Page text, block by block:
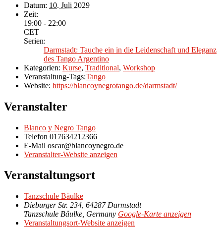
Datum: 10. Juli 2029
Zeit:
19:00 - 22:00
CET
Serien:
Darmstadt: Tauche ein in die Leidenschaft und Eleganz
des Tango Argentino
Kategorien: Kurse, Traditional, Workshop
Veranstaltung-Tags:Tango
Website: https://blancoynegrotango.de/darmstadt/
Veranstalter
Blanco y Negro Tango
Telefon 017634212366
E-Mail oscar@blancoynegro.de
Veranstalter-Website anzeigen
Veranstaltungsort
Tanzschule Bäulke
Dieburger Str. 234, 64287 Darmstadt
Tanzschule Bäulke Germany Google-Karte anzeigen
Veranstaltungsort-Website anzeigen